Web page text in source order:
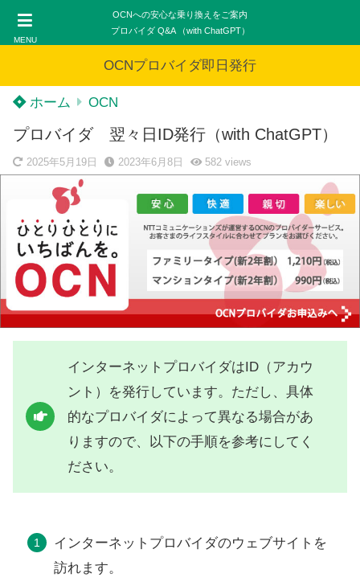
MENU
OCNへの安心な乗り換えをご案内
プロバイダ Q&A （with ChatGPT）
OCNプロバイダ即日発行
ホーム OCN
プロバイダ 翌々日ID発行（with ChatGPT）
2025年5月19日 2023年6月8日 582views
インターネットプロバイダはID（アカウ
ント）を発行しています。ただし、具体
的なプロバイダによって異なる場合があ
りますので、以下の手順を参考にしてく
ださい。
インターネットプロバイダのウェブサイトを
訪れます。